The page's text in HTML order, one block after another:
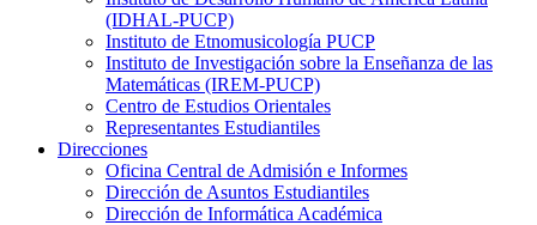
(IDHAL-PUCP)
Instituto de Etnomusicología PUCP
Instituto de Investigación sobre la Enseñanza de las
Matemáticas (IREM-PUCP)
Centro de Estudios Orientales
Representantes Estudiantiles
Direcciones
Oficina Central de Admisión e Informes
Dirección de Asuntos Estudiantiles
Dirección de Informática Académica